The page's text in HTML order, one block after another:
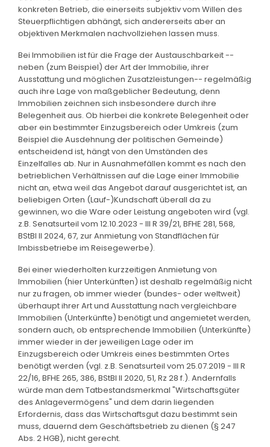
konkreten Betrieb, die einerseits subjektiv vom Willen des
Steuerpflichtigen abhängt, sich andererseits aber an
objektiven Merkmalen nachvollziehen lassen muss.
Bei Immobilien ist für die Frage der Austauschbarkeit --
neben (zum Beispiel) der Art der Immobilie, ihrer
Ausstattung und möglichen Zusatzleistungen-- regelmäßig
auch ihre Lage von maßgeblicher Bedeutung, denn
Immobilien zeichnen sich insbesondere durch ihre
Belegenheit aus. Ob hierbei die konkrete Belegenheit oder
aber ein bestimmter Einzugsbereich oder Umkreis (zum
Beispiel die Ausdehnung der politischen Gemeinde)
entscheidend ist, hängt von den Umständen des
Einzelfalles ab. Nur in Ausnahmefällen kommt es nach den
betrieblichen Verhältnissen auf die Lage einer Immobilie
nicht an, etwa weil das Angebot darauf ausgerichtet ist, an
beliebigen Orten (Lauf-)Kundschaft überall da zu
gewinnen, wo die Ware oder Leistung angeboten wird (vgl.
z.B. Senatsurteil vom 12.10.2023 - III R 39/21, BFHE 281, 568,
BStBl II 2024, 67, zur Anmietung von Standflächen für
Imbissbetriebe im Reisegewerbe).
Bei einer wiederholten kurzzeitigen Anmietung von
Immobilien (hier Unterkünften) ist deshalb regelmäßig nicht
nur zu fragen, ob immer wieder (bundes- oder weltweit)
überhaupt ihrer Art und Ausstattung nach vergleichbare
Immobilien (Unterkünfte) benötigt und angemietet werden,
sondern auch, ob entsprechende Immobilien (Unterkünfte)
immer wieder in der jeweiligen Lage oder im
Einzugsbereich oder Umkreis eines bestimmten Ortes
benötigt werden (vgl. z.B. Senatsurteil vom 25.07.2019 - III R
22/16, BFHE 265, 386, BStBl II 2020, 51, Rz 28 f.). Andernfalls
würde man dem Tatbestandsmerkmal "Wirtschaftsgüter
des Anlagevermögens" und dem darin liegenden
Erfordernis, dass das Wirtschaftsgut dazu bestimmt sein
muss, dauernd dem Geschäftsbetrieb zu dienen (§ 247
Abs. 2 HGB), nicht gerecht.